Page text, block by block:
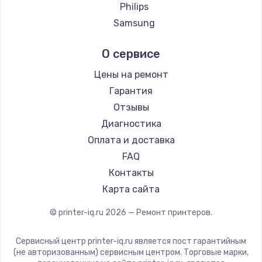
Замена электроконфорки
Техобслуживание
900 руб.
Заказать
Установка / подключение / демонтаж
1300 руб.
Заказать
1400 руб.
Philips
Samsung
Lexmark
Sharp
TSC
Fujitsu
Godex
О сервисе
Цены на ремонт
Гарантия
Отзывы
Диагностика
Оплата и доставка
FAQ
Контакты
Карта сайта
© printer-iq.ru 2026 — Ремонт принтеров.
Сервисный центр printer-iq.ru является пост гарантийным
(не авторизованным) сервисным центром. Торговые марки,